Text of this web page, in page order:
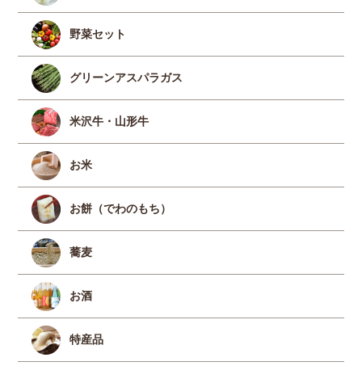
野菜セット
グリーンアスパラガス
米沢牛・山形牛
お米
お餅（でわのもち）
蕎麦
お酒
特産品